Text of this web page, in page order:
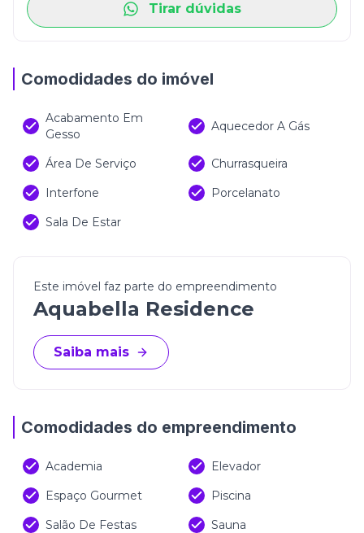
Tirar dúvidas
Comodidades do imóvel
Acabamento Em
Gesso
Aquecedor A Gás
Área De Serviço
Churrasqueira
Interfone
Porcelanato
Sala De Estar
Este imóvel faz parte do empreendimento
Aquabella Residence
Saiba mais
Comodidades do empreendimento
Academia
Elevador
Espaço Gourmet
Piscina
Salão De Festas
Sauna